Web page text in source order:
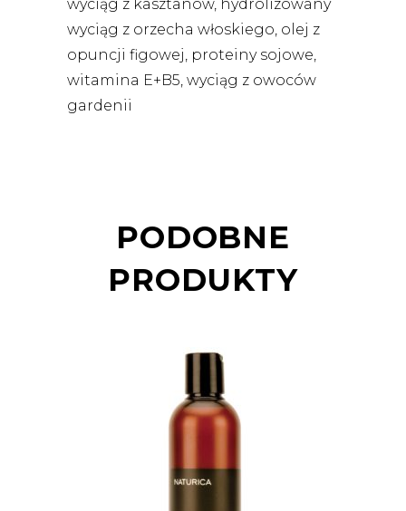
wyciąg z kasztanów, hydrolizowany
wyciąg z orzecha włoskiego, olej z
opuncji figowej, proteiny sojowe,
witamina E+B5, wyciąg z owoców
gardenii
PODOBNE
PRODUKTY